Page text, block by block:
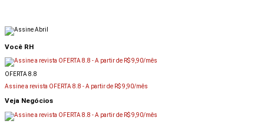
Você RH
OFERTA 8.8
Assine a revista OFERTA 8.8 -A partir de R$ 9,90/mês
Veja Negócios